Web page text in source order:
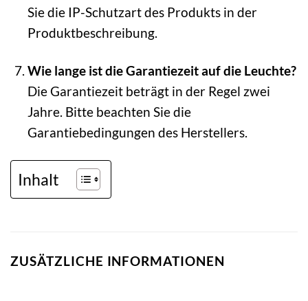
Sie die IP-Schutzart des Produkts in der
Produktbeschreibung.
Wie lange ist die Garantiezeit auf die Leuchte?
Die Garantiezeit beträgt in der Regel zwei
Jahre. Bitte beachten Sie die
Garantiebedingungen des Herstellers.
Inhalt
ZUSÄTZLICHE INFORMATIONEN